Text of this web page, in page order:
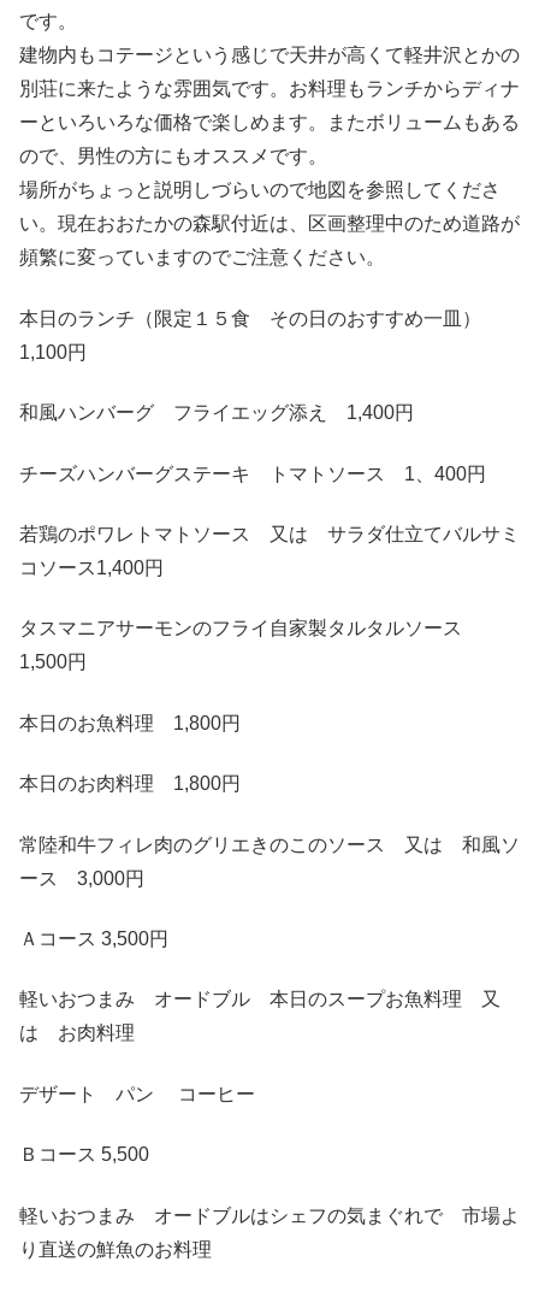
です。
建物内もコテージという感じで天井が高くて軽井沢とかの
別荘に来たような雰囲気です。お料理もランチからディナ
ーといろいろな価格で楽しめます。またボリュームもある
ので、男性の方にもオススメです。
場所がちょっと説明しづらいので地図を参照してくださ
い。現在おおたかの森駅付近は、区画整理中のため道路が
頻繁に変っていますのでご注意ください。
本日のランチ（限定１５食 その日のおすすめ一皿）
1,100円
和風ハンバーグ フライエッグ添え 1,400円
チーズハンバーグステーキ トマトソース 1、400円
若鶏のポワレトマトソース 又は サラダ仕立てバルサミ
コソース1,400円
タスマニアサーモンのフライ自家製タルタルソース
1,500円
本日のお魚料理 1,800円
本日のお肉料理 1,800円
常陸和牛フィレ肉のグリエきのこのソース 又は 和風ソ
ース 3,000円
Ａコース 3,500円
軽いおつまみ オードブル 本日のスープお魚料理 又
は お肉料理
デザート パン コーヒー
Ｂコース 5,500
軽いおつまみ オードブルはシェフの気まぐれで 市場よ
り直送の鮮魚のお料理